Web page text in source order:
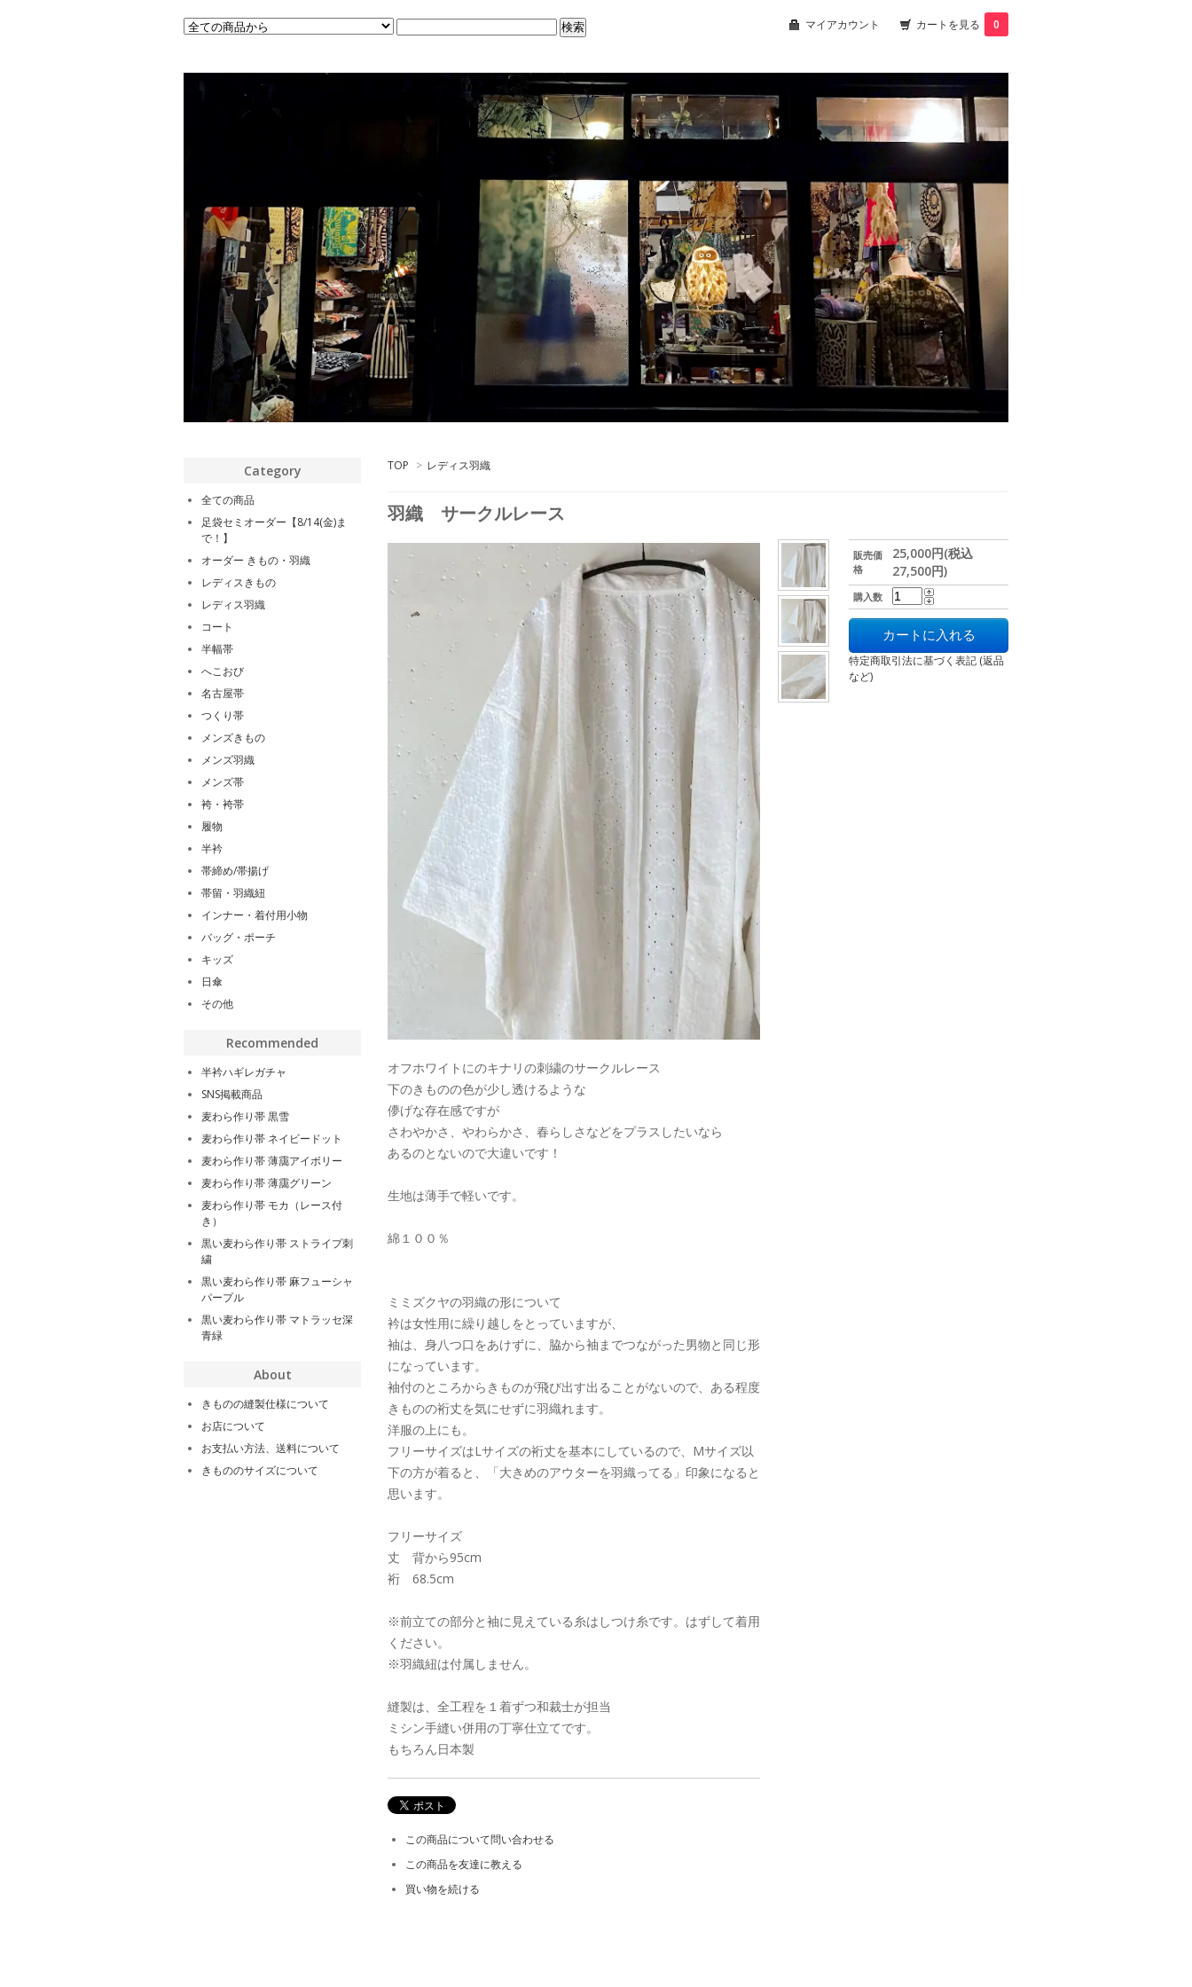
マイアカウント カートを見る 0
TOP > レディス羽織
羽織 サークルレース
販売価
格
25,000円(税込
27,500円)
購入数
特定商取引法に基づく表記 (返品
など)
オフホワイトにのキナリの刺繍のサークルレース
下のきものの色が少し透けるような
儚げな存在感ですが
さわやかさ、やわらかさ、春らしさなどをプラスしたいなら
あるのとないので大違いです！
生地は薄手で軽いです。
綿１００％
ミミズクヤの羽織の形について
衿は女性用に繰り越しをとっていますが、
袖は、身八つ口をあけずに、脇から袖までつながった男物と同じ形
になっています。
袖付のところからきものが飛び出す出ることがないので、ある程度
きものの裄丈を気にせずに羽織れます。
洋服の上にも。
フリーサイズはLサイズの裄丈を基本にしているので、Mサイズ以
下の方が着ると、「大きめのアウターを羽織ってる」印象になると
思います。
フリーサイズ
丈 背から95cm
裄 68.5cm
※前立ての部分と袖に見えている糸はしつけ糸です。はずして着用
ください。
※羽織紐は付属しません。
縫製は、全工程を１着ずつ和裁士が担当
ミシン手縫い併用の丁寧仕立てです。
もちろん日本製
この商品について問い合わせる
この商品を友達に教える
買い物を続ける
Category
全ての商品
足袋セミオーダー【8/14(金)ま
で！】
オーダー きもの・羽織
レディスきもの
レディス羽織
コート
半幅帯
へこおび
名古屋帯
つくり帯
メンズきもの
メンズ羽織
メンズ帯
袴・袴帯
履物
半衿
帯締め/帯揚げ
帯留・羽織紐
インナー・着付用小物
バッグ・ポーチ
キッズ
日傘
その他
Recommended
半衿ハギレガチャ
SNS掲載商品
麦わら作り帯 黒雪
麦わら作り帯 ネイビードット
麦わら作り帯 薄靄アイボリー
麦わら作り帯 薄靄グリーン
麦わら作り帯 モカ（レース付
き）
黒い麦わら作り帯 ストライプ刺
繍
黒い麦わら作り帯 麻フューシャ
パープル
黒い麦わら作り帯 マトラッセ深
青緑
About
きものの縫製仕様について
お店について
お支払い方法、送料について
きもののサイズについて